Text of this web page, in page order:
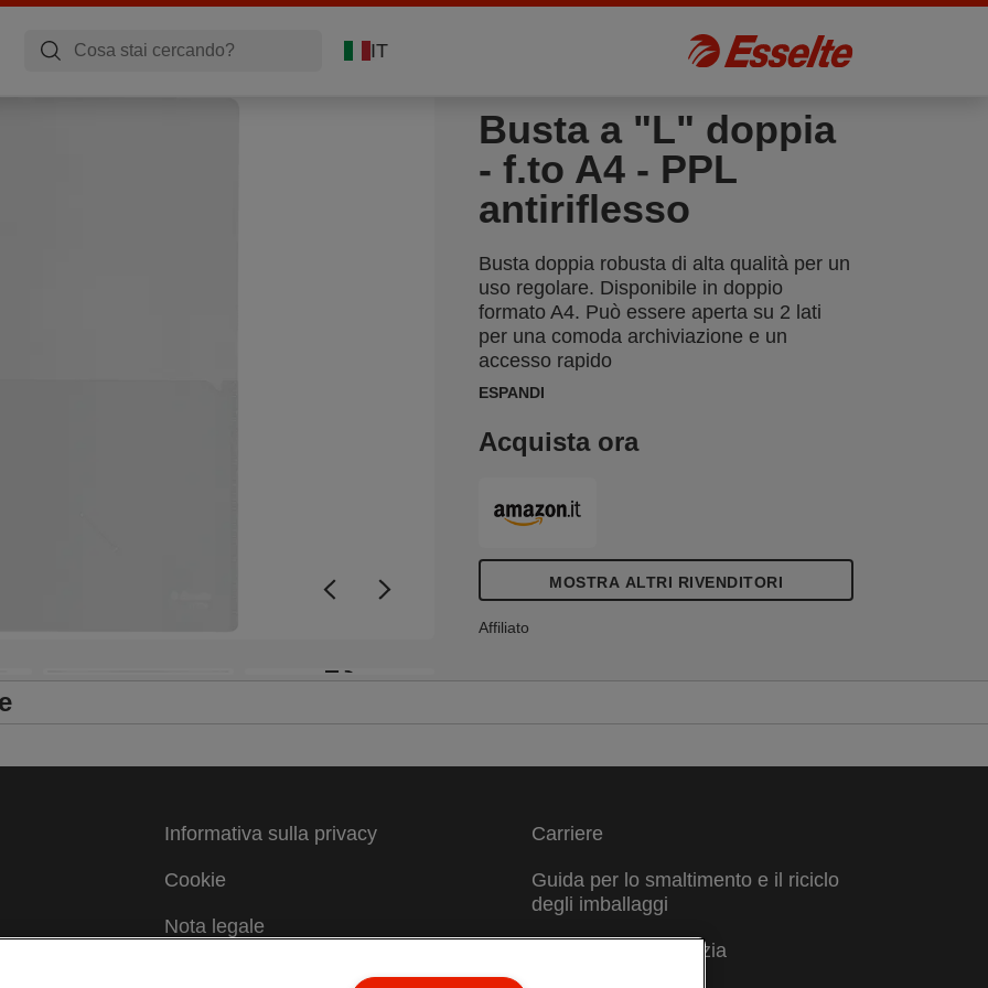
IT
+3
Busta a "L" doppia
- f.to A4 - PPL
antiriflesso
Busta doppia robusta di alta qualità per un
uso regolare. Disponibile in doppio
formato A4. Può essere aperta su 2 lati
per una comoda archiviazione e un
accesso rapido
ESPANDI
Acquista ora
MOSTRA ALTRI RIVENDITORI
Affiliato
Informativa sulla privacy
Cookie
Nota legale
Carriere
Guida per lo smaltimento e il riciclo
degli imballaggi
Condizioni di garanzia